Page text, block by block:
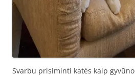
Svarbu prisiminti katės kaip